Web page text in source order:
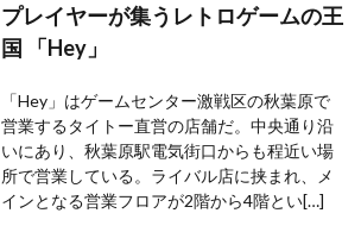
プレイヤーが集うレトロゲームの王
国 「Hey」
「Hey」はゲームセンター激戦区の秋葉原で
営業するタイトー直営の店舗だ。中央通り沿
いにあり、秋葉原駅電気街口からも程近い場
所で営業している。ライバル店に挟まれ、メ
インとなる営業フロアが2階から4階とい[…]